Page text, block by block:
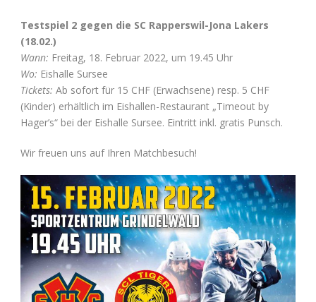
Testspiel 2 gegen die SC Rapperswil-Jona Lakers
(18.02.)
Wann: Freitag, 18. Februar 2022, um 19.45 Uhr
Wo: Eishalle Sursee
Tickets: Ab sofort für 15 CHF (Erwachsene) resp. 5 CHF
(Kinder) erhältlich im Eishallen-Restaurant „Timeout by
Hager’s“ bei der Eishalle Sursee. Eintritt inkl. gratis Punsch.
Wir freuen uns auf Ihren Matchbesuch!